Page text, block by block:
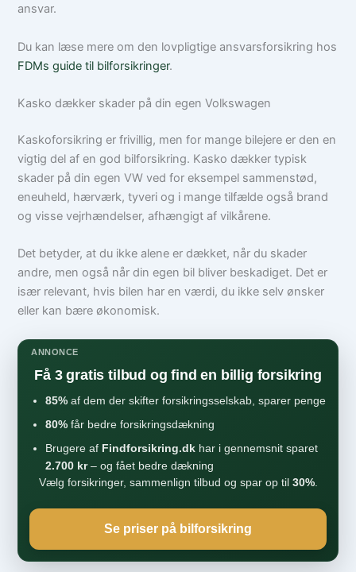
ansvar.
Du kan læse mere om den lovpligtige ansvarsforsikring hos
FDMs guide til bilforsikringer.
Kasko dækker skader på din egen Volkswagen
Kaskoforsikring er frivillig, men for mange bilejere er den en
vigtig del af en god bilforsikring. Kasko dækker typisk
skader på din egen VW ved for eksempel sammenstød,
eneuheld, hærværk, tyveri og i mange tilfælde også brand
og visse vejrhændelser, afhængigt af vilkårene.
Det betyder, at du ikke alene er dækket, når du skader
andre, men også når din egen bil bliver beskadiget. Det er
især relevant, hvis bilen har en værdi, du ikke selv ønsker
eller kan bære økonomisk.
ANNONCE
Få 3 gratis tilbud og find en billig forsikring
85% af dem der skifter forsikringsselskab, sparer penge
80% får bedre forsikringsdækning
Brugere af Findforsikring.dk har i gennemsnit sparet
2.700 kr– og fået bedre dækning
Vælg forsikringer, sammenlign tilbud og spar op til 30%.
Se priser på bilforsikring